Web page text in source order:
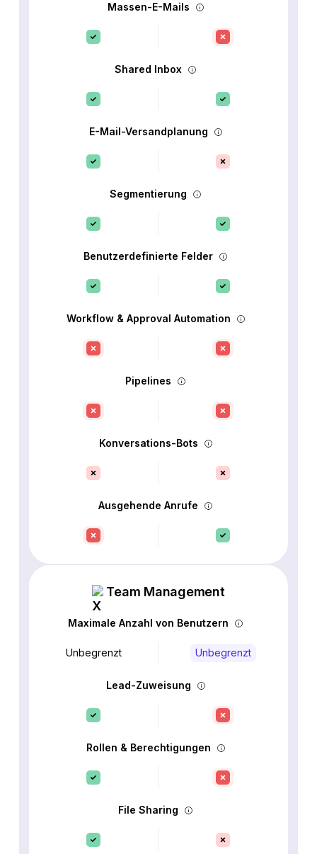
Massen-E-Mails
Shared Inbox
E-Mail-Versandplanung
Segmentierung
Benutzerdefinierte Felder
Workflow & Approval Automation
Pipelines
Konversations-Bots
Ausgehende Anrufe
Team Management
Maximale Anzahl von Benutzern
Unbegrenzt Unbegrenzt
Lead-Zuweisung
Rollen & Berechtigungen
File Sharing